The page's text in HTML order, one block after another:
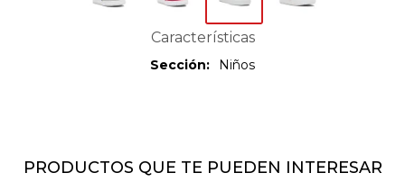
Características
Sección Niños
PRODUCTOS QUE TE PUEDEN INTERESAR